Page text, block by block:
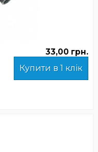
33,00 грн.
Купити в 1 клік